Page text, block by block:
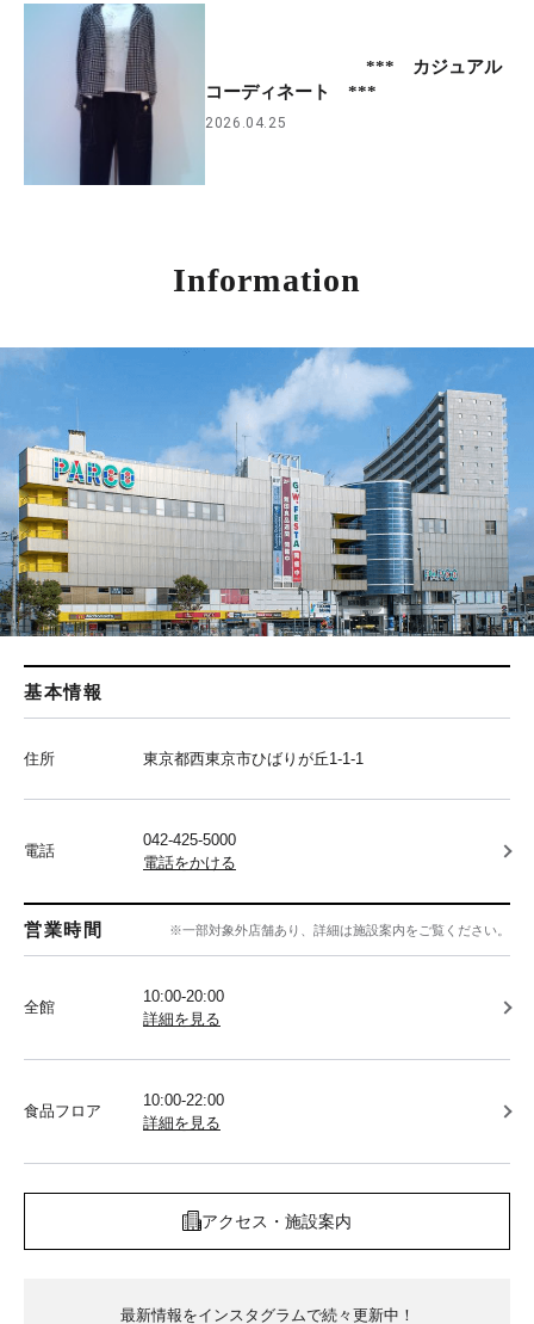
*** カジュアル
コーディネート ***
2026.04.25
Information
基本情報
住所 東京都西東京市ひばりが丘1-1-1
電話
042-425-5000
電話をかける
営業時間 ※一部対象外店舗あり、詳細は施設案内をご覧ください。
全館
10:00-20:00
詳細を見る
食品フロア
10:00-22:00
詳細を見る
アクセス・施設案内
最新情報をインスタグラムで続々更新中！